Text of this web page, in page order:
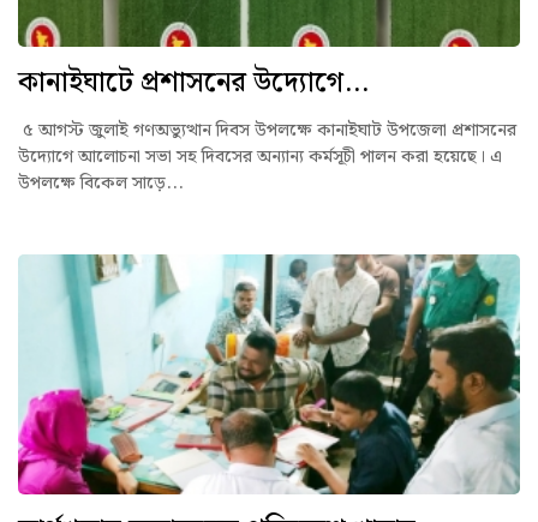
কানাইঘাটে প্রশাসনের উদ্যোগে...
৫ আগস্ট জুলাই গণঅভ্যুত্থান দিবস উপলক্ষে কানাইঘাট উপজেলা প্রশাসনের
উদ্যোগে আলোচনা সভা সহ দিবসের অন্যান্য কর্মসূচী পালন করা হয়েছে। এ
উপলক্ষে বিকেল সাড়ে...